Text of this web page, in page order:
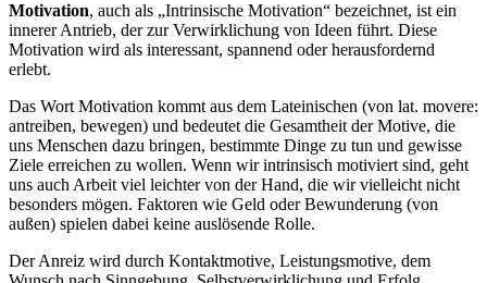
Motivation, auch als „Intrinsische Motivation“ bezeichnet, ist ein
innerer Antrieb, der zur Verwirklichung von Ideen führt. Diese
Motivation wird als interessant, spannend oder herausfordernd
erlebt.
Das Wort Motivation kommt aus dem Lateinischen (von lat. movere:
antreiben, bewegen) und bedeutet die Gesamtheit der Motive, die
uns Menschen dazu bringen, bestimmte Dinge zu tun und gewisse
Ziele erreichen zu wollen. Wenn wir intrinsisch motiviert sind, geht
uns auch Arbeit viel leichter von der Hand, die wir vielleicht nicht
besonders mögen. Faktoren wie Geld oder Bewunderung (von
außen) spielen dabei keine auslösende Rolle.
Der Anreiz wird durch Kontaktmotive, Leistungsmotive, dem